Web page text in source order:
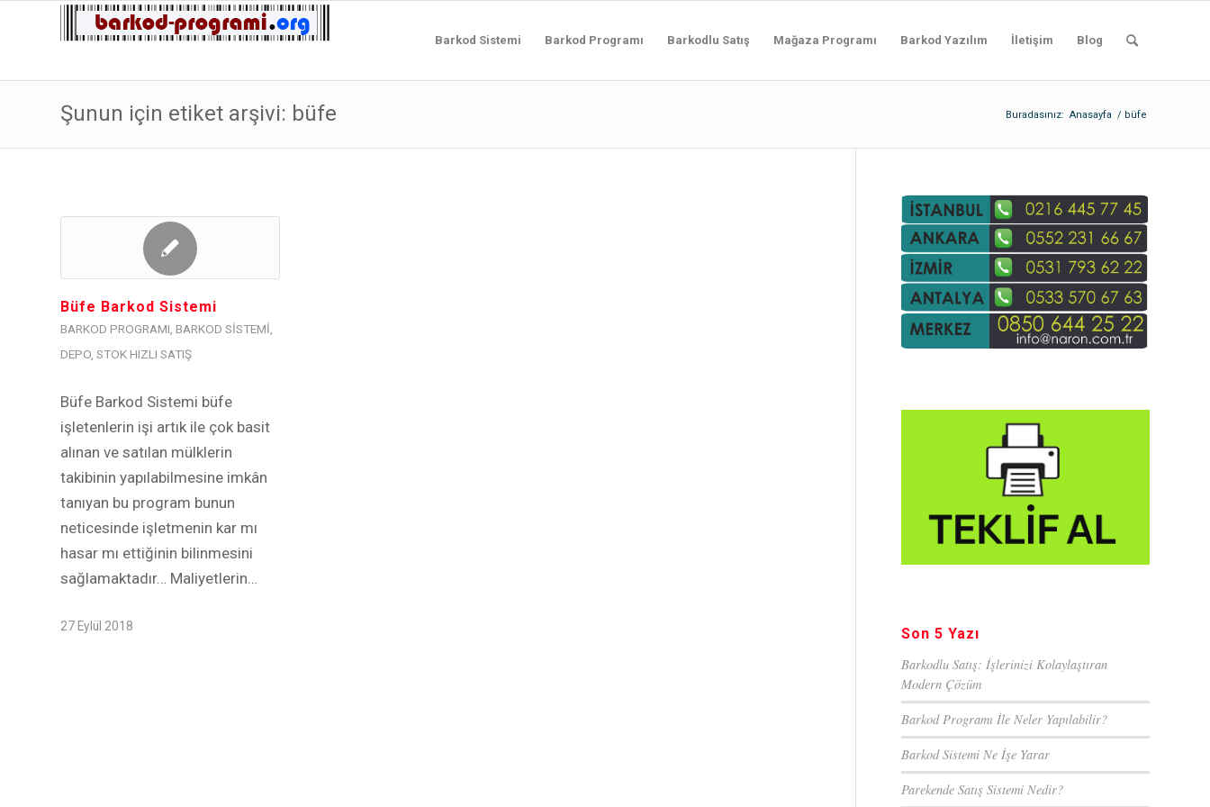
Barkod Sistemi Barkod Programı Barkodlu Satış Mağaza Programı Barkod Yazılım İletişim Blog
Şunun için etiket arşivi: büfe Buradasınız: Anasayfa / büfe
Büfe Barkod Sistemi
BARKOD PROGRAMI BARKOD SISTEMI
DEPO STOK HIZLI SATIŞ
Büfe Barkod Sistemi büfe
işletenlerin işi artık ile çok basit
alınan ve satılan mülklerin
takibinin yapılabilmesine imkân
tanıyan bu program bunun
neticesinde işletmenin kar mı
hasar mı ettiğinin bilinmesini
sağlamaktadır… Maliyetlerin…
27 Eylül 2018
Son 5 Yazı
Barkodlu Satış: İşlerinizi Kolaylaştıran
Modern Çözüm
Barkod Programı İle Neler Yapılabilir?
Barkod Sistemi Ne İşe Yarar
Parekende Satış Sistemi Nedir?